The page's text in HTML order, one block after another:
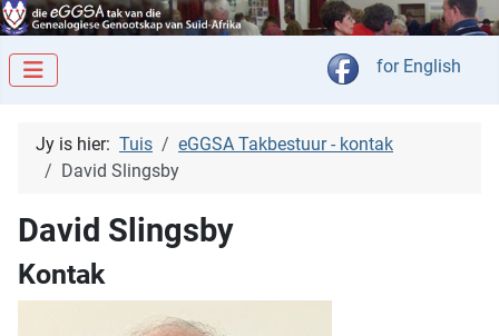
Kies jou taal
for English
Jy is hier: Tuis
eGGSA Takbestuur - kontak
David Slingsby
David Slingsby
Kontak